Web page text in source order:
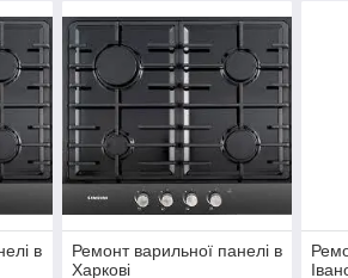
в
Ремонт варильної панелі в
Харкові